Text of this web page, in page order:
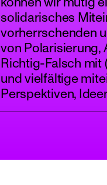
können wir mutig
solidarisches
vorherrschenden
von Polarisierung,
Richtig-Falsch mit
und vielfältige
Perspektiven,